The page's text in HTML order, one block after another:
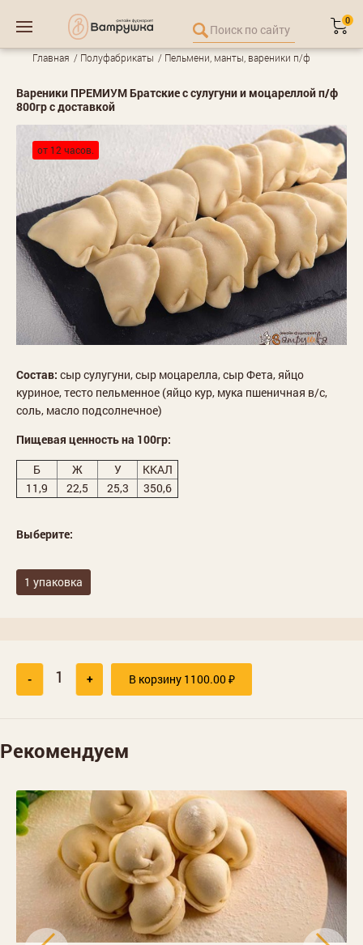
0
Главная Полуфабрикаты Пельмени, манты, вареники п/ф
Вареники ПРЕМИУМ Братские с сулугуни и моцареллой п/ф
800гр с доставкой
от 12 часов.
Состав: сыр сулугуни, сыр моцарелла, сыр Фета, яйцо
куриное, тесто пельменное (яйцо кур, мука пшеничная в/с,
соль, масло подсолнечное)
Пищевая ценность на 100гр:
Б
Ж У
ККАЛ
11,9
22,5 25,3 350,6
Выберите:
1 упаковка
- + В корзину 1100.00₽
Рекомендуем